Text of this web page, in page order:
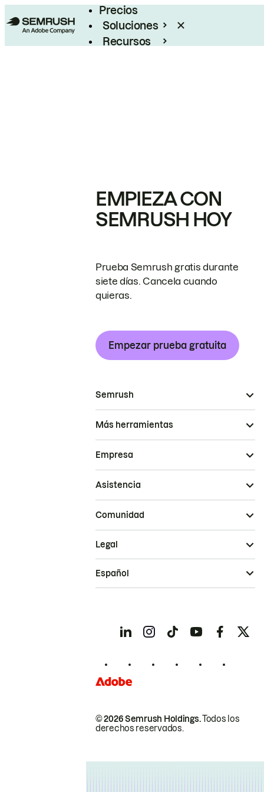
Precios
Soluciones
Recursos
EMPIEZA CON
SEMRUSH HOY
Prueba Semrush gratis durante
siete días. Cancela cuando
quieras.
Empezar prueba gratuita
Semrush
Más herramientas
Empresa
Asistencia
Comunidad
© 2026 Semrush Holdings.Todos los
derechos reservados.
Legal
Español